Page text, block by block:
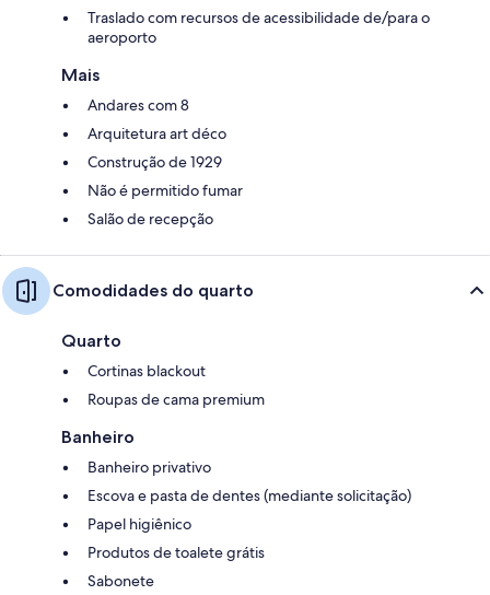
Traslado com recursos de acessibilidade de/para o
aeroporto
Mais
Andares com 8
Arquitetura art déco
Construção de 1929
Não é permitido fumar
Salão de recepção
Comodidades do quarto
Quarto
Cortinas blackout
Roupas de cama premium
Banheiro
Banheiro privativo
Escova e pasta de dentes (mediante solicitação)
Papel higiênico
Produtos de toalete grátis
Sabonete